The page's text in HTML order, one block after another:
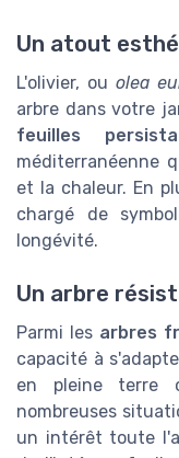
Un atout
L'olivier, ouolea
arbre dans votre
feuilles
méditerranéenne
et la chaleur. En
chargé de
longévité.
Un arbre
Parmi les arbres
capacité à
en pleine terre
nombreuses
un intérêt toute